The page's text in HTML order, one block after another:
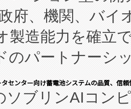
府、機関、バイ
製造能力を確立
のパートナーシ
同社の実績ある
(FCCM™) プ
センター向け蓄電池システムの品質、信
ソブリンAIコン